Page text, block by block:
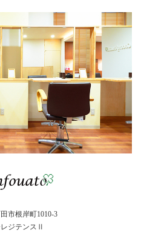
市根岸町1010-3
ジテンスⅡ